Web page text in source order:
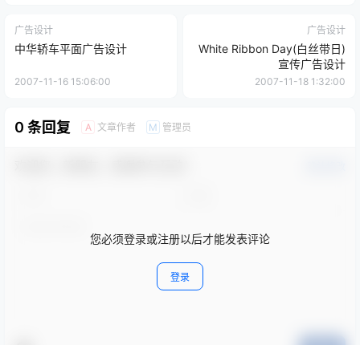
广告设计
中华轿车平面广告设计
2007-11-16 15:06:00
广告设计
White Ribbon Day(白丝带日)
宣传广告设计
2007-11-18 1:32:00
0 条回复 A 文章作者 M 管理员
您必须登录或注册以后才能发表评论
登录